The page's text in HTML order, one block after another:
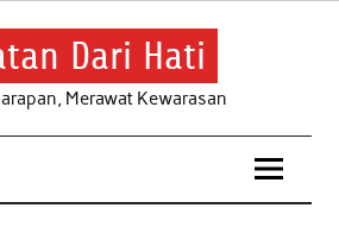
Dari Hati
Merawat Kewarasan